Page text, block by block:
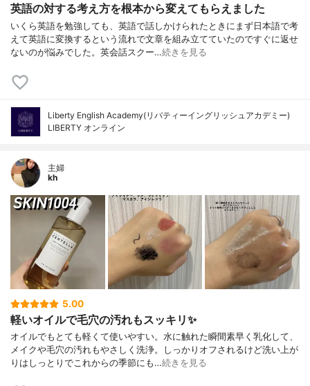
英語の対する考え方を根本から変えてもらえました
いくら英語を勉強しても、英語で話しかけられたときにまず日本語で考
えて英語に変換するという流れで文章を組み立てていたのですぐに返せ
ないのが悩みでした。英会話スクー…続きを見る
Liberty English Academy(リバティーイングリッシュアカデミー)
LIBERTY オンライン
主婦
kh
5.00
軽いオイルで毛穴の汚れもスッキリ✨
オイルでもとても軽くて使いやすい。水に触れた瞬間素早く乳化して、
メイクや毛穴の汚れもやさしく洗浄。しっかりオフされるけど洗い上が
りはしっとりでこれからの季節にも…続きを見る